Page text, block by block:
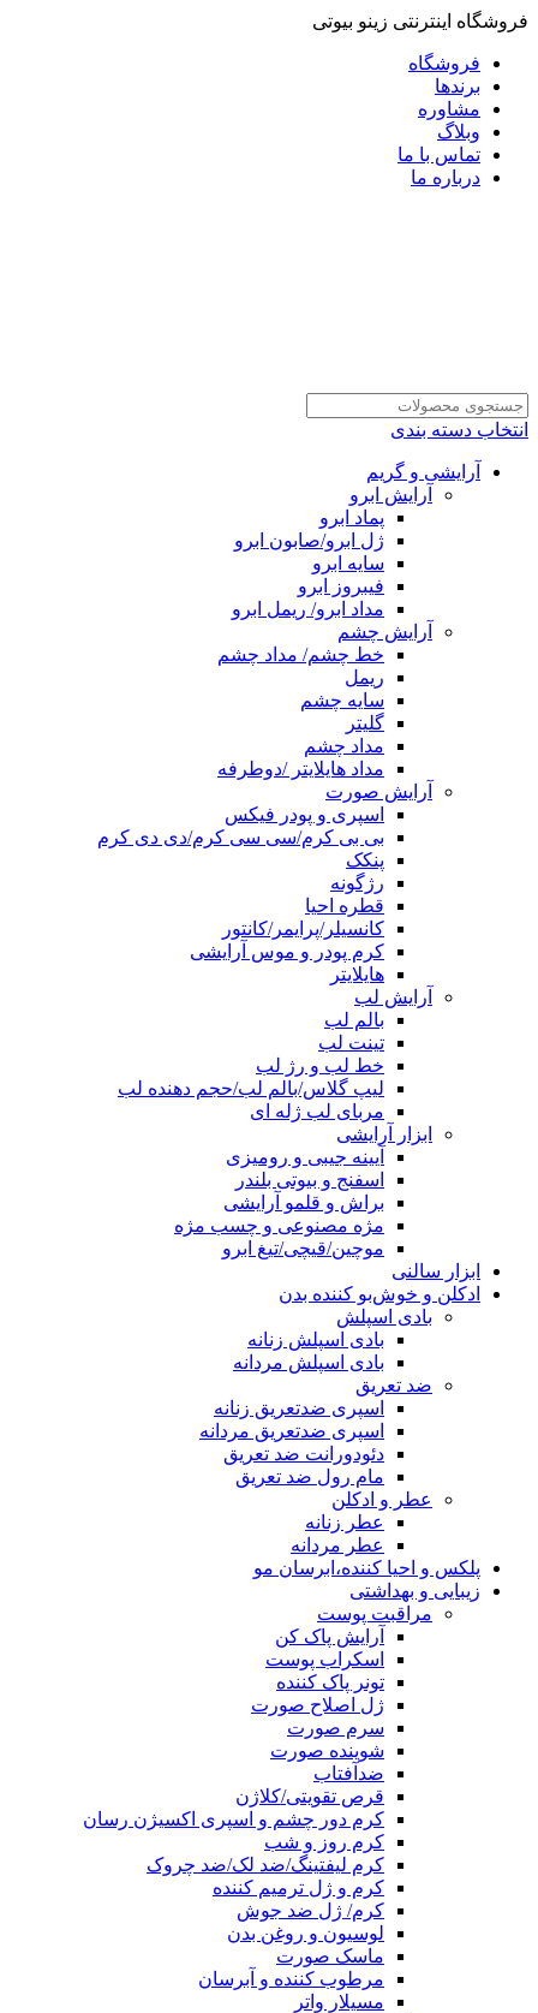
فروشگاه اینترنتی زینو بیوتی
فروشگاه
برندها
مشاوره
وبلاگ
تماس با ما
درباره ما
انتخاب دسته بندی
آرایشی و گریم
آرایش ابرو
پماد ابرو
ژل ابرو/صابون ابرو
سایه ابرو
فیبروز ابرو
مداد ابرو/ ریمل ابرو
آرایش چشم
خط چشم/ مداد چشم
ریمل
سایه چشم
گلیتر
مداد چشم
مداد هایلایتر /دوطرفه
آرایش صورت
اسپری و پودر فیکس
بی بی کرم/سی سی کرم/دی دی کرم
پنکک
رژگونه
قطره احیا
کانسیلر/پرایمر/کانتور
کرم پودر و موس آرایشی
هایلایتر
آرایش لب
بالم لب
تینت لب
خط لب و رژ لب
لیپ گلاس/بالم لب/حجم دهنده لب
مربای لب ژله ای
ابزار آرایشی
آیینه جیبی و رومیزی
اسفنج و بیوتی بلندر
براش و قلمو آرایشی
مژه مصنوعی و چسب مژه
موچین/قیچی/تیغ ابرو
ابزار سالنی
ادکلن و خوش‌بو کننده بدن
بادی اسپلش
بادی اسپلش زنانه
بادی اسپلش مردانه
ضد تعریق
اسپری ضدتعریق زنانه
اسپری ضدتعریق مردانه
دئودورانت ضد تعریق
مام رول ضد تعریق
عطر و ادکلن
عطر زنانه
عطر مردانه
پلکس و احیا کننده،ابرسان مو
زیبایی و بهداشتی
مراقبت پوست
آرایش پاک کن
اسکراب پوست
تونر پاک کننده
ژل اصلاح صورت
سرم صورت
شوینده صورت
ضدآفتاب
قرص تقویتی/کلاژن
کرم دور چشم و اسپری اکسیژن رسان
کرم روز و شب
کرم لیفتینگ/ضد لک/ضد چروک
کرم و ژل ترمیم کننده
کرم/ ژل ضد جوش
لوسیون و روغن بدن
ماسک صورت
مرطوب کننده و آبرسان
مسیلار واتر